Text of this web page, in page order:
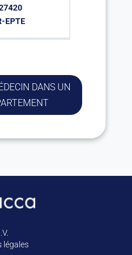
EPTE
DANS UN
légales